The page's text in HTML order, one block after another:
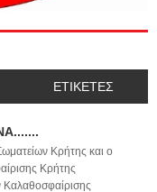
ΕΤΙΚΕΤΕΣ
Κρήτης και ο
Κρήτης